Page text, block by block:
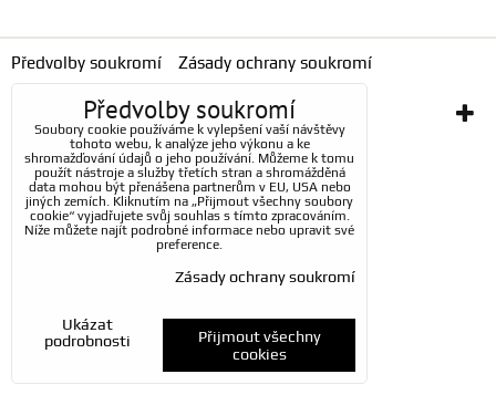
Předvolby soukromí Zásady ochrany soukromí
Vytvořeno systémem: ByznysWeb.cz
Předvolby soukromí
Soubory cookie používáme k vylepšení vaší návštěvy
tohoto webu, k analýze jeho výkonu a ke
shromažďování údajů o jeho používání. Můžeme k tomu
použít nástroje a služby třetích stran a shromážděná
data mohou být přenášena partnerům v EU, USA nebo
jiných zemích. Kliknutím na „Přijmout všechny soubory
cookie“ vyjadřujete svůj souhlas s tímto zpracováním.
Níže můžete najít podrobné informace nebo upravit své
preference.
Zásady ochrany soukromí
Ukázat
podrobnosti
Přijmout všechny
cookies